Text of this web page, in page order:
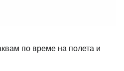
по време на полета и